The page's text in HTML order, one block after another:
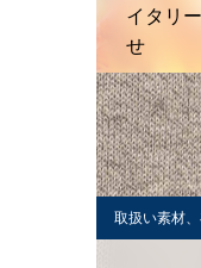
イタリ
せ
取扱い素材